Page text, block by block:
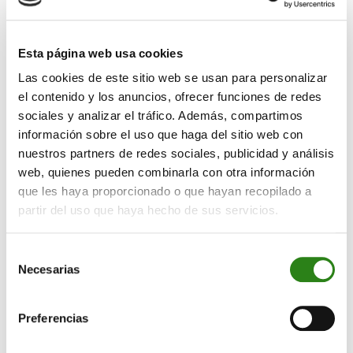
Esta página web usa cookies
Las cookies de este sitio web se usan para personalizar
el contenido y los anuncios, ofrecer funciones de redes
sociales y analizar el tráfico. Además, compartimos
información sobre el uso que haga del sitio web con
nuestros partners de redes sociales, publicidad y análisis
web, quienes pueden combinarla con otra información
que les haya proporcionado o que hayan recopilado a
partir del uso que haya hecho de sus servicios.
Necesarias
Preferencias
El año 2010 ha sido clave en el proceso de expansión
junio de 2010 se inició la actividad de CA México
servicios de inversión dentro del mercado mexicano.
También se ha de sumar Panamá, donde el Grupo está
presente a través del banco Crèdit Andorrà (Panamá) y
la sociedad de valores Crèdit Andorrà Panamá
Securities.
En cuanto a Europa, durante el año 2010 se ha
intensificado la gestión de activos del Grupo a través
patrimonios Private Investment Management en Suiza y
Valira Capital Asset Management en Madrid. Por otro
Management) ha continuado su expansión dentro del